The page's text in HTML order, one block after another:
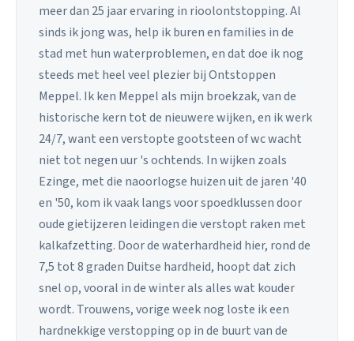
meer dan 25 jaar ervaring in rioolontstopping. Al
sinds ik jong was, help ik buren en families in de
stad met hun waterproblemen, en dat doe ik nog
steeds met heel veel plezier bij Ontstoppen
Meppel. Ik ken Meppel als mijn broekzak, van de
historische kern tot de nieuwere wijken, en ik werk
24/7, want een verstopte gootsteen of wc wacht
niet tot negen uur 's ochtends. In wijken zoals
Ezinge, met die naoorlogse huizen uit de jaren '40
en '50, kom ik vaak langs voor spoedklussen door
oude gietijzeren leidingen die verstopt raken met
kalkafzetting. Door de waterhardheid hier, rond de
7,5 tot 8 graden Duitse hardheid, hoopt dat zich
snel op, vooral in de winter als alles wat kouder
wordt. Trouwens, vorige week nog loste ik een
hardnekkige verstopping op in de buurt van de